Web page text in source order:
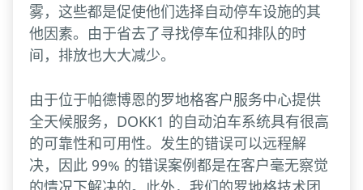
雾，这些都是促使他们选择自动停车设施的其
他因素。由于省去了寻找停车位和排队的时
间，排放也大大减少。
由于位于帕德博恩的罗地格客户服务中心提供
全天候服务，DOKK1 的自动泊车系统具有很高
的可靠性和可用性。发生的错误可以远程解
决，因此 99% 的错误案例都是在客户毫无察觉